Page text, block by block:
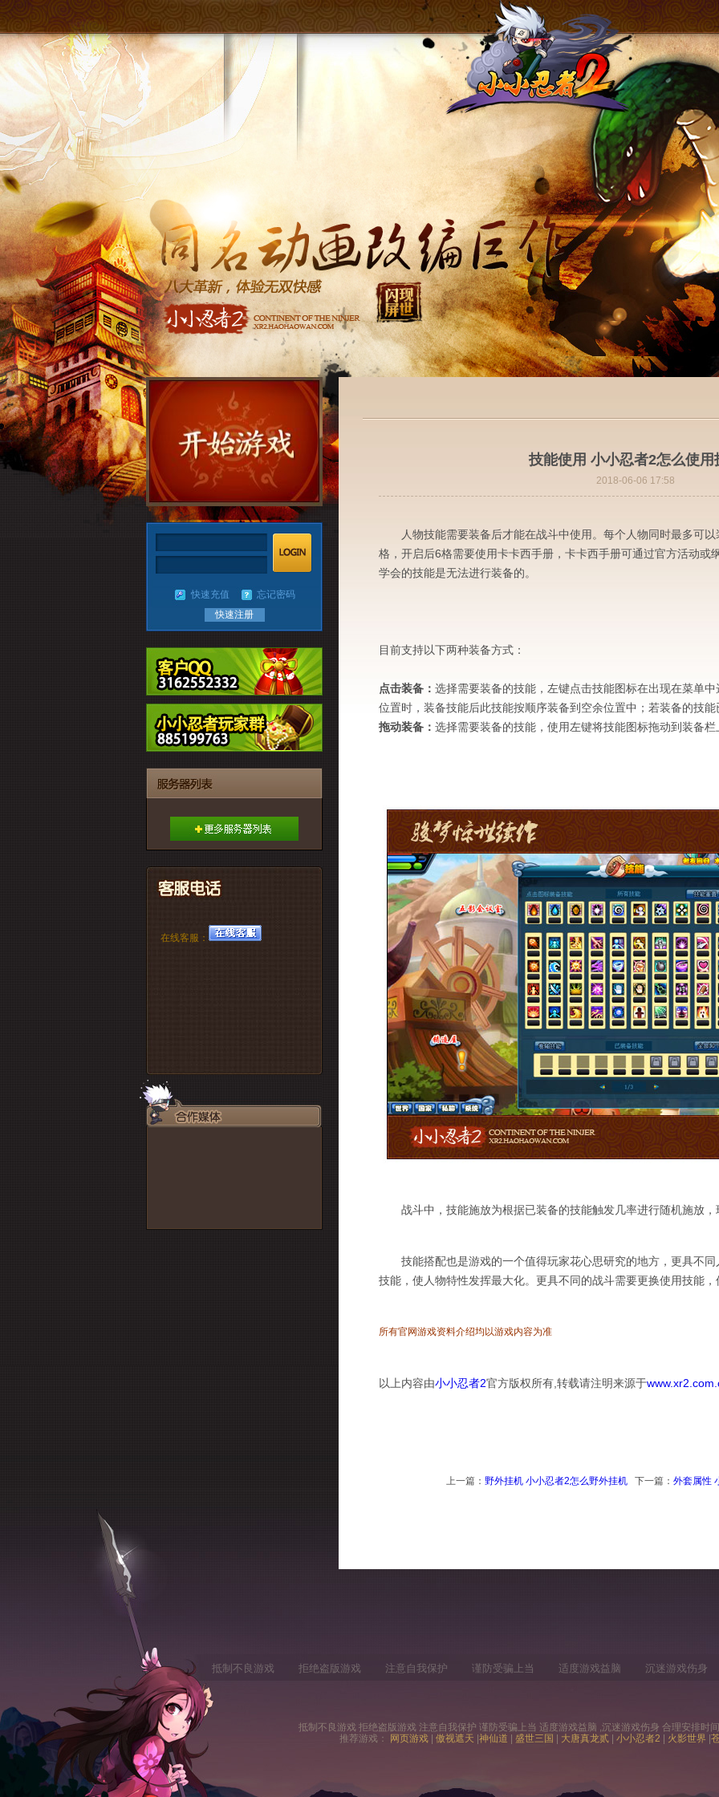
快速充值
忘记密码
快速注册
在线客服：
技能使用 小小忍者2怎么使用
2018-06-06 17:58
人物技能需要装备后才能在战斗中使用。每个人物同时最多可以
格，开启后6格需要使用卡卡西手册，卡卡西手册可通过官方活动或
学会的技能是无法进行装备的。
目前支持以下两种装备方式：
点击装备： 选择需要装备的技能，左键点击技能图标在出现在菜单
位置时，装备技能后此技能按顺序装备到空余位置中；若装备的技
拖动装备： 选择需要装备的技能，使用左键将技能图标拖动到装备栏
战斗中，技能施放为根据已装备的技能触发几率进行随机施放，
技能搭配也是游戏的一个值得玩家花心思研究的地方，更具不同
技能，使人物特性发挥最大化。更具不同的战斗需要更换使用技能
所有官网游戏资料介绍均以游戏内容为准
以上内容由小小忍者2官方版权所有,转载请注明来源于
上一篇： 野外挂机 小小忍者2怎么野外挂机下一篇： 外套属性
抵制不良游戏 拒绝盗版游戏 注意自我保护 谨防受骗上当 适度游戏益脑 沉迷游戏伤身
抵制不良游戏 拒绝盗版游戏 注意自我保护 谨防受骗上当 适度游戏益脑 ,沉迷游戏伤身 合理安排时
推荐游戏：
网页游戏| 傲视遮天 神仙道 盛世三国 大唐真龙贰| 小小忍者2 火影世界
|